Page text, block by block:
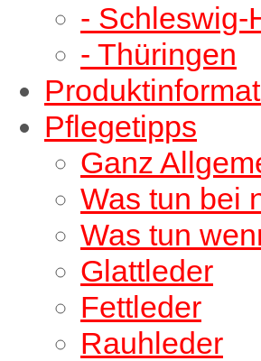
- Schleswig-
- Thüringen
Pflegetipps
Ganz
Was tun bei
Was tun
Glattleder
Fettleder
Rauhleder